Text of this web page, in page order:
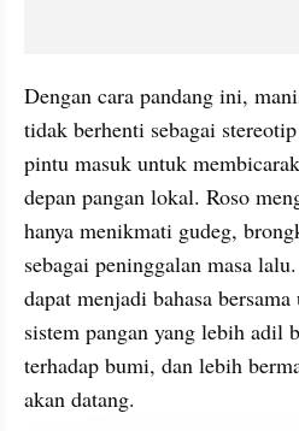
Dengan cara pandang ini,
tidak berhenti sebagai
pintu masuk untuk
depan pangan lokal. Roso
hanya menikmati gudeg,
sebagai peninggalan masa
dapat menjadi bahasa
sistem pangan yang lebih adil
terhadap bumi, dan lebih
akan datang.